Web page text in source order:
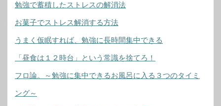
勉強で蓄積したストレスの解消法
お菓子でストレス解消する方法
うまく仮眠すれば、勉強に長時間集中できる
「昼食は１２時台」という常識を捨てろ！
フロ論。～勉強に集中できるお風呂に入る３つのタイミ
ング～